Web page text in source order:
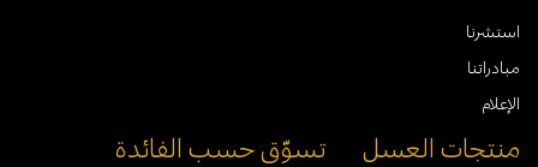
استشرنا
مبادراتنا
الإعلام
منتجات العسل تسوّق حسب الفائدة